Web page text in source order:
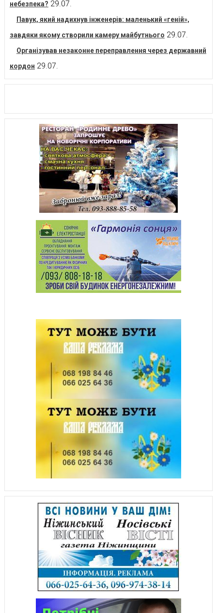
небезпека? 29.07.
Павук, який надихнув інженерів: маленький «геній»,
завдяки якому створили камеру майбутнього 29.07.
Організував незаконне переправлення через державний
кордон 29.07.